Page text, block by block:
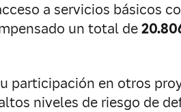
a servicios básicos
un total de
participación en otros
niveles de riesgo de